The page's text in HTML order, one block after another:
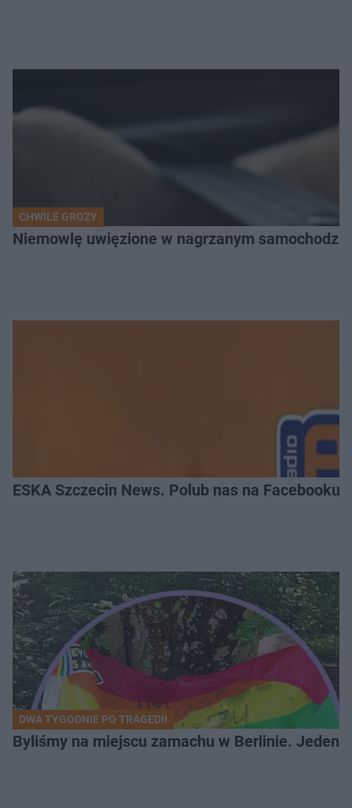
CHWILE GROZY
Niemowlę uwięzione w nagrzanym
ESKA Szczecin News. Polub nas na Facebooku!
DWA TYGODNIE PO TRAGEDII
Byliśmy na miejscu zamachu w Berlinie. Jeden